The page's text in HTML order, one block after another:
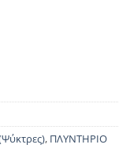
, ΠΛΥΝΤΗΡΙΟ